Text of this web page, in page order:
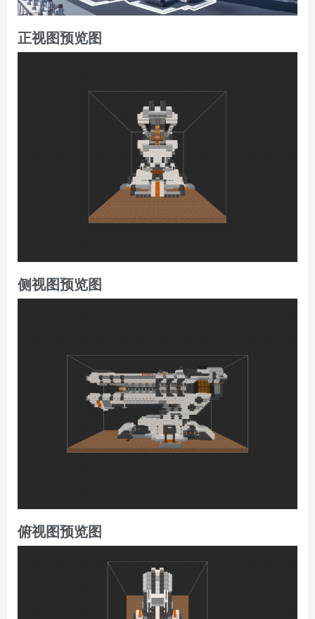
正视图预览图
侧视图预览图
俯视图预览图